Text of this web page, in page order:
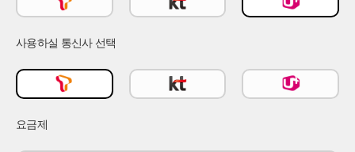
사용하실 통신사 선택
요금제
전달사항
- 전화
상담을 통해
간편하게
구매하실 수
있습니다.
파기
수집
이용
수집